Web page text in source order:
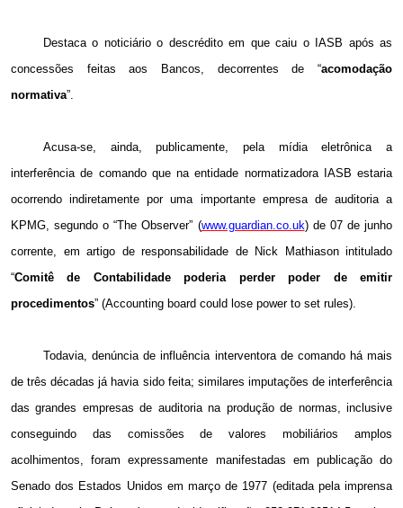
Destaca o noticiário o descrédito em que caiu o IASB após as
concessões feitas aos Bancos, decorrentes de “acomodação
normativa”.
Acusa-se, ainda, publicamente, pela mídia eletrônica a
interferência de comando que na entidade normatizadora IASB estaria
ocorrendo indiretamente por uma importante empresa de auditoria a
KPMG, segundo o “The Observer” (www.guardian.co.uk) de 07 de junho
corrente, em artigo de responsabilidade de Nick Mathiason intitulado
“Comitê de Contabilidade poderia perder poder de emitir
procedimentos” (Accounting board could lose power to set rules).
Todavia, denúncia de influência interventora de comando há mais
de três décadas já havia sido feita; similares imputações de interferência
das grandes empresas de auditoria na produção de normas, inclusive
conseguindo das comissões de valores mobiliários amplos
acolhimentos, foram expressamente manifestadas em publicação do
Senado dos Estados Unidos em março de 1977 (editada pela imprensa